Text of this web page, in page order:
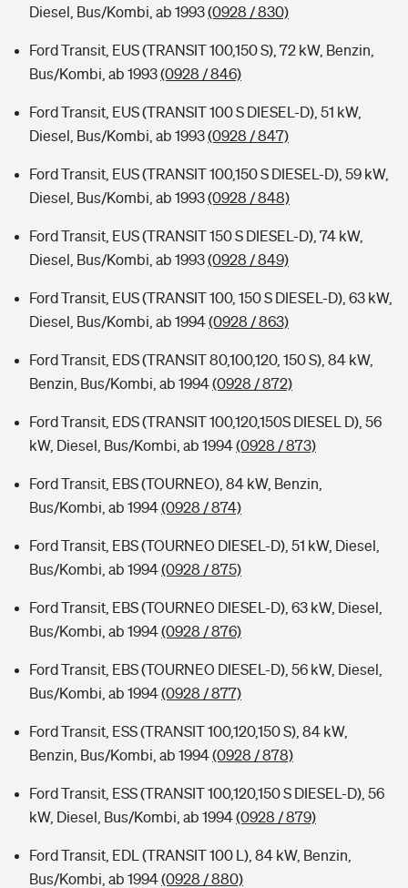
Diesel, Bus/Kombi, ab 1993(0928 / 830)
Ford Transit, EUS (TRANSIT 100,150 S), 72 kW, Benzin,
Bus/Kombi, ab 1993(0928 / 846)
Ford Transit, EUS (TRANSIT 100 S DIESEL-D), 51 kW,
Diesel, Bus/Kombi, ab 1993(0928 / 847)
Ford Transit, EUS (TRANSIT 100,150 S DIESEL-D), 59 kW,
Diesel, Bus/Kombi, ab 1993(0928 / 848)
Ford Transit, EUS (TRANSIT 150 S DIESEL-D), 74 kW,
Diesel, Bus/Kombi, ab 1993(0928 / 849)
Ford Transit, EUS (TRANSIT 100, 150 S DIESEL-D), 63 kW,
Diesel, Bus/Kombi, ab 1994(0928 / 863)
Ford Transit, EDS (TRANSIT 80,100,120, 150 S), 84 kW,
Benzin, Bus/Kombi, ab 1994(0928 / 872)
Ford Transit, EDS (TRANSIT 100,120,150S DIESEL D), 56
kW, Diesel, Bus/Kombi, ab 1994(0928 / 873)
Ford Transit, EBS (TOURNEO), 84 kW, Benzin,
Bus/Kombi, ab 1994(0928 / 874)
Ford Transit, EBS (TOURNEO DIESEL-D), 51 kW, Diesel,
Bus/Kombi, ab 1994(0928 / 875)
Ford Transit, EBS (TOURNEO DIESEL-D), 63 kW, Diesel,
Bus/Kombi, ab 1994(0928 / 876)
Ford Transit, EBS (TOURNEO DIESEL-D), 56 kW, Diesel,
Bus/Kombi, ab 1994(0928 / 877)
Ford Transit, ESS (TRANSIT 100,120,150 S), 84 kW,
Benzin, Bus/Kombi, ab 1994(0928 / 878)
Ford Transit, ESS (TRANSIT 100,120,150 S DIESEL-D), 56
kW, Diesel, Bus/Kombi, ab 1994(0928 / 879)
Ford Transit, EDL (TRANSIT 100 L), 84 kW, Benzin,
Bus/Kombi, ab 1994(0928 / 880)